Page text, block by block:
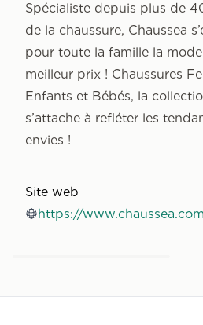
Spécialiste depuis plus de
de la chaussure, Chaussea
pour toute la famille la
meilleur prix ! Chaussures
Enfants et Bébés, la
s’attache à refléter les
envies !
Site web
https://